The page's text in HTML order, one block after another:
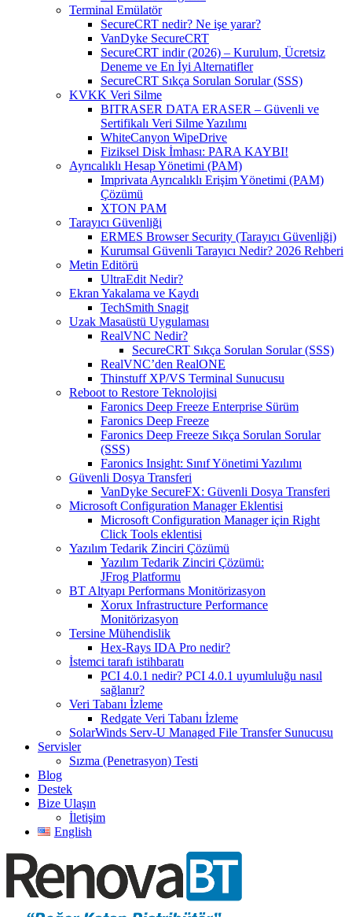
Terminal Emülatör
SecureCRT nedir? Ne işe yarar?
VanDyke SecureCRT
SecureCRT indir (2026) – Kurulum, Ücretsiz
Deneme ve En İyi Alternatifler
SecureCRT Sıkça Sorulan Sorular (SSS)
KVKK Veri Silme
BITRASER DATA ERASER – Güvenli ve
Sertifikalı Veri Silme Yazılımı
WhiteCanyon WipeDrive
Fiziksel Disk İmhası: PARA KAYBI!
Ayrıcalıklı Hesap Yönetimi (PAM)
Imprivata Ayrıcalıklı Erişim Yönetimi (PAM)
Çözümü
XTON PAM
Tarayıcı Güvenliği
ERMES Browser Security (Tarayıcı Güvenliği)
Kurumsal Güvenli Tarayıcı Nedir? 2026 Rehberi
Metin Editörü
UltraEdit Nedir?
Ekran Yakalama ve Kaydı
TechSmith Snagit
Uzak Masaüstü Uygulaması
RealVNC Nedir?
SecureCRT Sıkça Sorulan Sorular (SSS)
RealVNC’den RealONE
Thinstuff XP/VS Terminal Sunucusu
Reboot to Restore Teknolojisi
Faronics Deep Freeze Enterprise Sürüm
Faronics Deep Freeze
Faronics Deep Freeze Sıkça Sorulan Sorular
(SSS)
Faronics Insight: Sınıf Yönetimi Yazılımı
Güvenli Dosya Transferi
VanDyke SecureFX: Güvenli Dosya Transferi
Microsoft Configuration Manager Eklentisi
Microsoft Configuration Manager için Right
Click Tools eklentisi
Yazılım Tedarik Zinciri Çözümü
Yazılım Tedarik Zinciri Çözümü:
JFrog Platformu
BT Altyapı Performans Monitörizasyon
Xorux Infrastructure Performance
Monitörizasyon
Tersine Mühendislik
Hex-Rays IDA Pro nedir?
İstemci tarafı istihbaratı
PCI 4.0.1 nedir? PCI 4.0.1 uyumluluğu nasıl
sağlanır?
Veri Tabanı İzleme
Redgate Veri Tabanı İzleme
SolarWinds Serv-U Managed File Transfer Sunucusu
Servisler
Sızma (Penetrasyon) Testi
Blog
Destek
Bize Ulaşın
İletişim
English